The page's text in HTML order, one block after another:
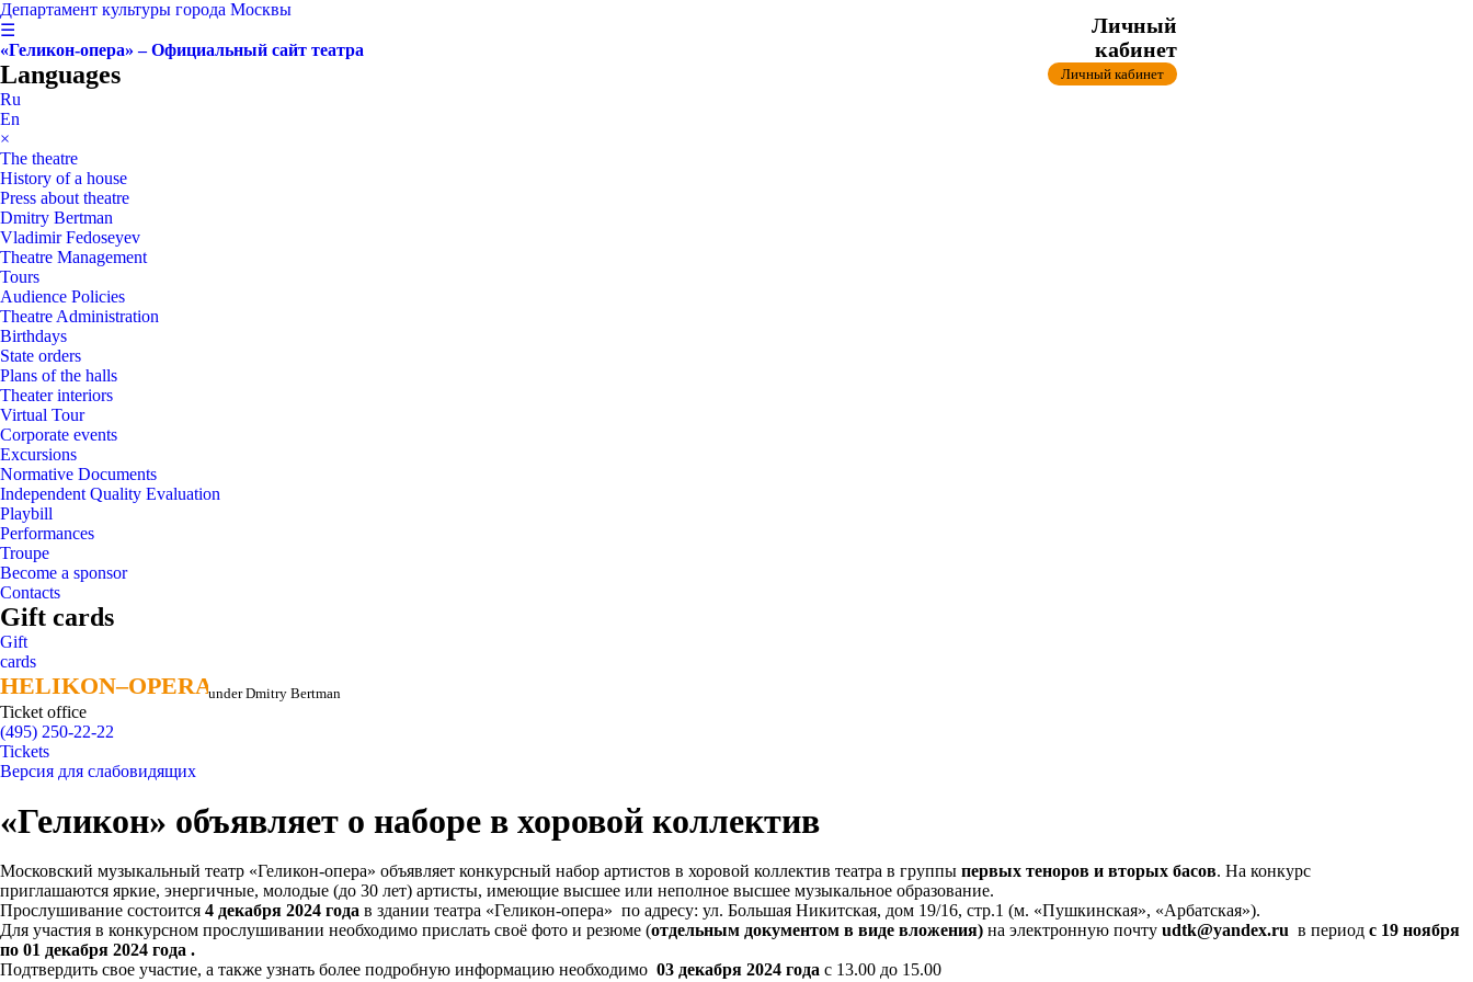
Департамент культуры города Москвы
☰
«Геликон-опера» – Официальный сайт театра
Languages
Ru
En
×
The theatre
History of a house
Press about theatre
Dmitry Bertman
Vladimir Fedoseyev
Theatre Management
Tours
Audience Policies
Theatre Administration
Birthdays
State orders
Plans of the halls
Theater interiors
Virtual Tour
Corporate events
Excursions
Normative Documents
Independent Quality Evaluation
Playbill
Performances
Troupe
Become a sponsor
Contacts
Gift cards
Gift
cards
HELIKON–OPERA
HELIKON–OPERAunder Dmitry Bertman
Ticket office
(495) 250-22-22
Личный
кабинет
Личный кабинет
Tickets
Версия для слабовидящих
«Геликон» объявляет о наборе в хоровой коллектив
Московский музыкальный театр «Геликон-опера» объявляет конкурсный набор артистов в хоровой коллектив театра в группы первых теноров и вторых басов. На конкурс
приглашаются яркие, энергичные, молодые (до 30 лет) артисты, имеющие высшее или неполное высшее музыкальное образование.
Прослушивание состоится 4 декабря 2024 года в здании театра «Геликон-опера» по адресу: ул. Большая Никитская, дом 19/16, стр.1 (м. «Пушкинская», «Арбатская»).
Для участия в конкурсном прослушивании необходимо прислать своё фото и резюме (отдельным документом в виде вложения) на электронную почту udtk@yandex.ru в период с 19 ноября
по 01 декабря 2024 года .
Подтвердить свое участие, а также узнать более подробную информацию необходимо 03 декабря 2024 года с 13.00 до 15.00